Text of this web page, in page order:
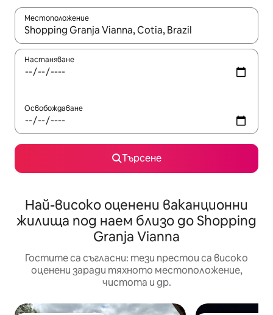
Местоположение
Когато резултатите се покажат, използвайте
Настаняване
Освобождаване
Търсене
Най-високо оценени ваканционни
жилища под наем близо до Shopping
Granja Vianna
Гостите са съгласни: тези престои са високо
оценени заради тяхното местоположение,
чистота и др.